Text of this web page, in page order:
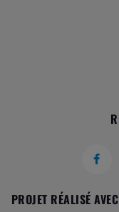
PROJET RÉALISÉ